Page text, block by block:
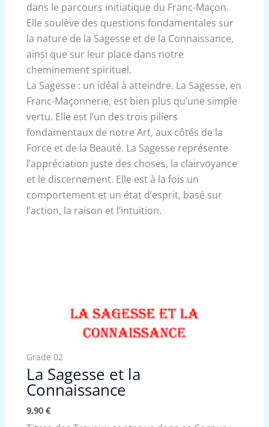
dans le parcours initiatique du Franc-Maçon.
Elle soulève des questions fondamentales sur
la nature de la Sagesse et de la Connaissance,
ainsi que sur leur place dans notre
cheminement spirituel.
La Sagesse : un idéal à atteindre. La Sagesse, en
Franc-Maçonnerie, est bien plus qu’une simple
vertu. Elle est l’un des trois piliers
fondamentaux de notre Art, aux côtés de la
Force et de la Beauté. La Sagesse représente
l’appréciation juste des choses, la clairvoyance
et le discernement. Elle est à la fois un
comportement et un état d’esprit, basé sur
l’action, la raison et l’intuition.
Grade 02
La Sagesse et la
Connaissance
9,90 €